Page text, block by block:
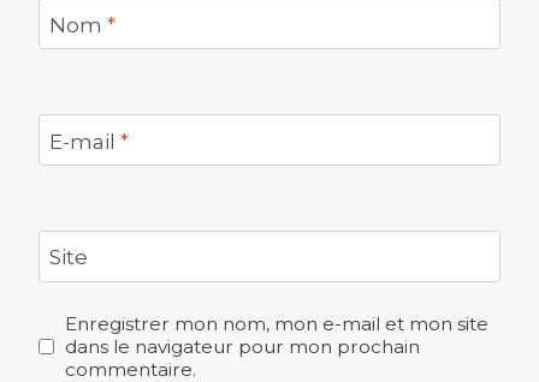
Nom *
E-mail *
Site
Enregistrer mon nom, mon e-mail et mon site
dans le navigateur pour mon prochain
commentaire.